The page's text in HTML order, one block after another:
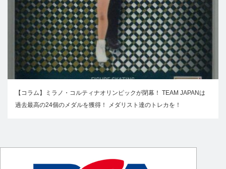
【コラム】ミラノ・コルティナオリンピックが閉幕！ TEAM JAPANは
過去最高の24個のメダルを獲得！ メダリスト達のトレカを！